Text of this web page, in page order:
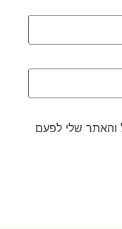
והאתר שלי לפעם